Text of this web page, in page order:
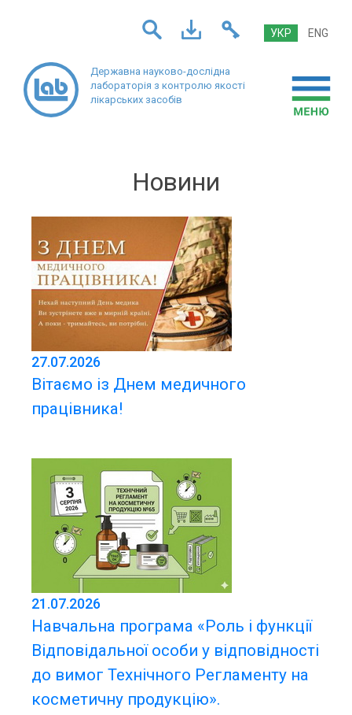
УКР ENG
Державна науково-дослідна
лабораторія з контролю якості
лікарських засобів
Новини
27.07.2026
Вітаємо із Днем медичного
працівника!
21.07.2026
Навчальна програма «Роль і функції
Відповідальної особи у відповідності
до вимог Технічного Регламенту на
косметичну продукцію».